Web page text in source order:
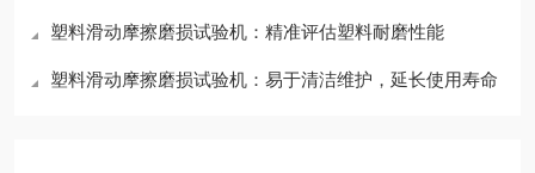
塑料滑动摩擦磨损试验机：精准评估塑料耐磨性能
塑料滑动摩擦磨损试验机：易于清洁维护，延长使用寿命